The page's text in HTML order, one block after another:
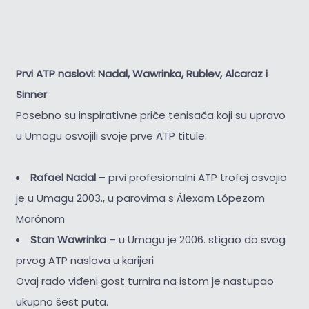
Prvi ATP naslovi: Nadal, Wawrinka, Rublev, Alcaraz i
Sinner
Posebno su inspirativne priče tenisača koji su upravo
u Umagu osvojili svoje prve ATP titule:
Rafael Nadal – prvi profesionalni ATP trofej osvojio
je u Umagu 2003., u parovima s Álexom Lópezom
Morónom
Stan Wawrinka – u Umagu je 2006. stigao do svog
prvog ATP naslova u karijeri
Ovaj rado viđeni gost turnira na istom je nastupao
ukupno šest puta.